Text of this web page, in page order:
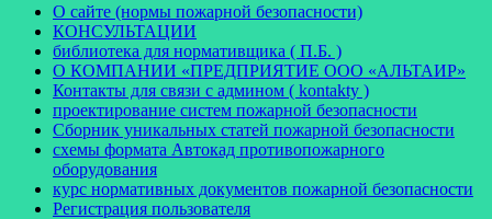
О сайте (нормы пожарной безопасности)
КОНСУЛЬТАЦИИ
библиотека для нормативщика ( П.Б. )
О КОМПАНИИ «ПРЕДПРИЯТИЕ ООО «АЛЬТАИР»
Контакты для связи с админом ( kontakty )
проектирование систем пожарной безопасности
Сборник уникальных статей пожарной безопасности
схемы формата Автокад противопожарного
оборудования
курс нормативных документов пожарной безопасности
Регистрация пользователя